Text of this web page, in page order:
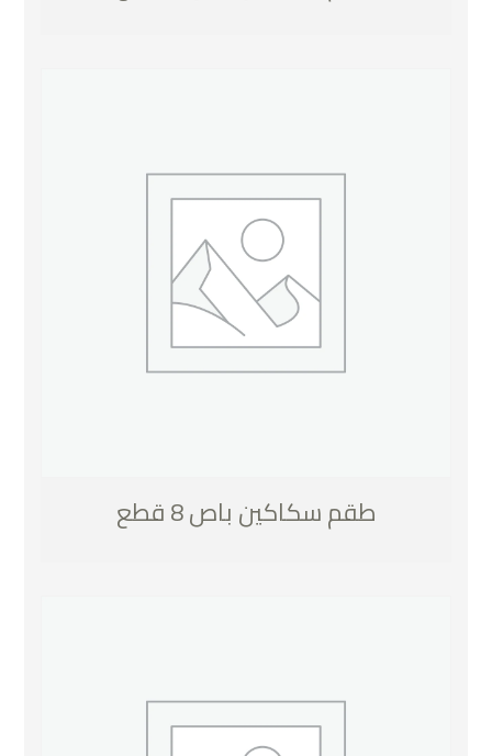
طقم سكاكين باص 8 قطع